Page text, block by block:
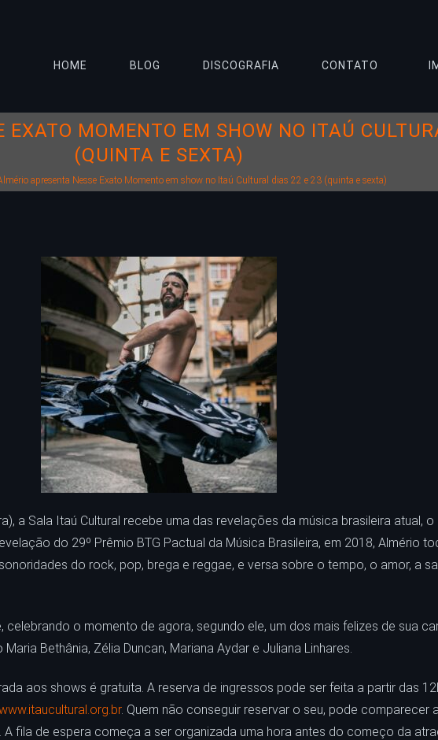
HOME BLOG DISCOGRAFIA CONTATO
EXATO MOMENTO EM SHOW NO ITAÚ
(QUINTA E SEXTA)
apresenta Nesse Exato Momento em show no Itaú Cultural dias 22 e 23 (quinta e sexta)
a Sala Itaú Cultural recebe uma das revelações da música brasileira atual,
do 29º Prêmio BTG Pactual da Música Brasileira, em 2018, Almério
do rock, pop, brega e reggae, e versa sobre o tempo, o amor, a
o momento de agora, segundo ele, um dos mais felizes de sua
Bethânia, Zélia Duncan, Mariana Aydar e Juliana Linhares.
aos shows é gratuita. A reserva de ingressos pode ser feita a partir das
. Quem não conseguir reservar o seu, pode comparecer
fila de espera começa a ser organizada uma hora antes do começo da